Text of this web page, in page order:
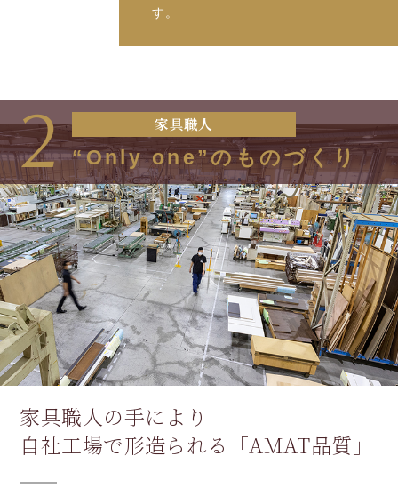
す。
2 家具職人
“Only one”のものづくり
家具職人の手により
自社工場で形造られる「AMAT品質」